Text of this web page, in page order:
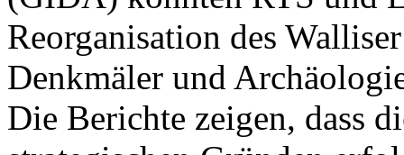
Reorganisation des
Denkmäler und
Die Berichte zeigen, dass